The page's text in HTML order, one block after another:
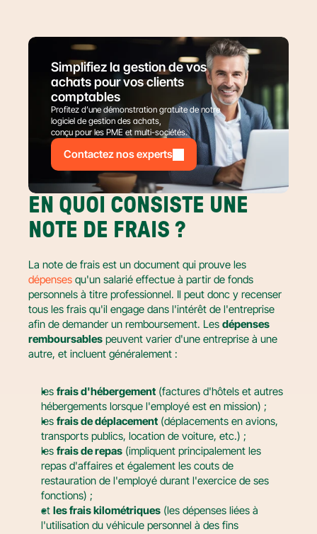
Simplifiez la gestion de vos
achats pour vos clients
comptables
Profitez d’une démonstration gratuite de notre
logiciel de gestion des achats,
conçu pour les PME et multi-sociétés.
Contactez nos experts
EN QUOI CONSISTE UNE
NOTE DE FRAIS ?
dépenses qu'un salarié effectue à partir de fonds
personnels à titre professionnel. Il peut donc y recenser
tous les frais qu'il engage dans l'intérêt de l'entreprise
afin de demander un remboursement. Les dépenses
remboursables peuvent varier d'une entreprise à une
autre, et incluent généralement :
les frais d'hébergement (factures d'hôtels et autres
hébergements lorsque l'employé est en mission) ;
les frais de déplacement (déplacements en avions,
transports publics, location de voiture, etc.) ;
les frais de repas (impliquent principalement les
repas d'affaires et également les couts de
restauration de l'employé durant l'exercice de ses
fonctions) ;
et les frais kilométriques (les dépenses liées à
l'utilisation du véhicule personnel à des fins